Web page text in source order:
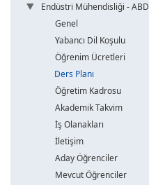
Endüstri Mühendisliği - ABD
Genel
Yabancı Dil Koşulu
Öğrenim Ücretleri
Ders Planı
Öğretim Kadrosu
Akademik Takvim
İş Olanakları
İletişim
Aday Öğrenciler
Mevcut Öğrenciler